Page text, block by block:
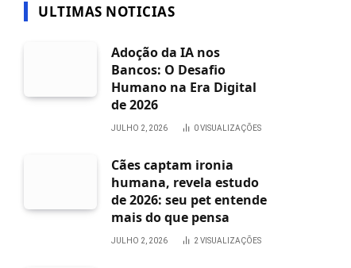
ULTIMAS NOTICIAS
Adoção da IA nos
Bancos: O Desafio
Humano na Era Digital
de 2026
JULHO 2, 2026 0VISUALIZAÇÕES
Cães captam ironia
humana, revela estudo
de 2026: seu pet entende
mais do que pensa
JULHO 2, 2026 2 VISUALIZAÇÕES